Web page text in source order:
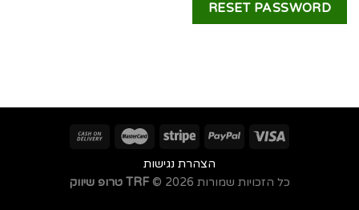
RESET PASSWORD
הצהרת נגישות
כל הזכויות שמורות 2026 ©
TRF טרופ שיווק